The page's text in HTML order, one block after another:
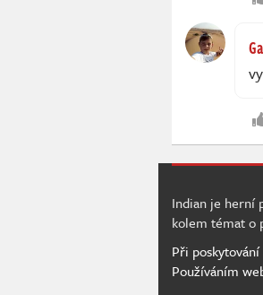
Indian je herní
kolem témat o
Při
Používáním